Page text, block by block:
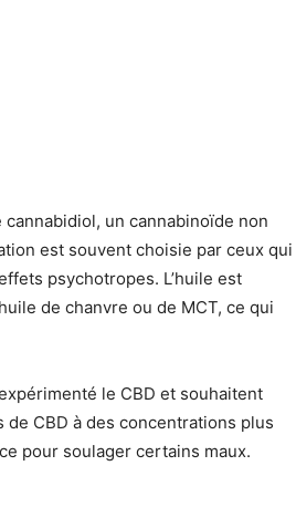
un cannabinoïde non
est souvent choisie par ceux qui
psychotropes. L’huile est
de chanvre ou de MCT, ce qui
le CBD et souhaitent
CBD à des concentrations plus
pour soulager certains maux.